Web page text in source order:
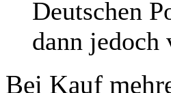
Deutschen
dann
Bei Kauf